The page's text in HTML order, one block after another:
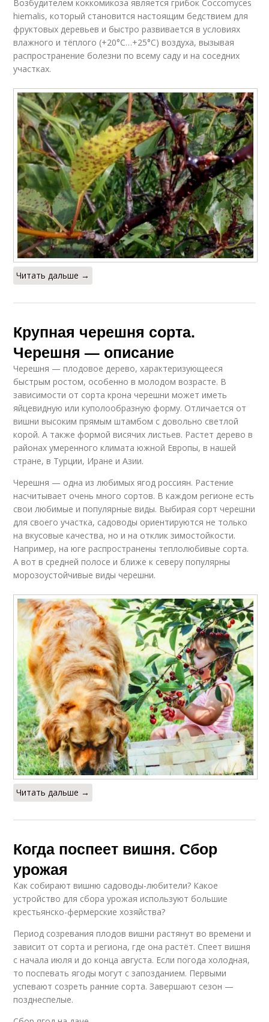
Возбудителем коккомикоза является грибок Coccomyces
hiemalis, который становится настоящим бедствием для
фруктовых деревьев и быстро развивается в условиях
влажного и тёплого (+20°С…+25°С) воздуха, вызывая
распространение болезни по всему саду и на соседних
участках.
Читать дальше →
Крупная черешня сорта.
Черешня — описание
Черешня — плодовое дерево, характеризующееся
быстрым ростом, особенно в молодом возрасте. В
зависимости от сорта крона черешни может иметь
яйцевидную или куполообразную форму. Отличается от
вишни высоким прямым штамбом с довольно светлой
корой. А также формой висячих листьев. Растет дерево в
районах умеренного климата южной Европы, в нашей
стране, в Турции, Иране и Азии.
Черешня — одна из любимых ягод россиян. Растение
насчитывает очень много сортов. В каждом регионе есть
свои любимые и популярные виды. Выбирая сорт черешни
для своего участка, садоводы ориентируются не только
на вкусовые качества, но и на отклик зимостойкости.
Например, на юге распространены теплолюбивые сорта.
А вот в средней полосе и ближе к северу популярны
морозоустойчивые виды черешни.
Читать дальше →
Когда поспеет вишня. Сбор
урожая
Как собирают вишню садоводы-любители? Какое
устройство для сбора урожая используют большие
крестьянско-фермерские хозяйства?
Период созревания плодов вишни растянут во времени и
зависит от сорта и региона, где она растёт. Спеет вишня
с начала июля и до конца августа. Если погода холодная,
то поспевать ягоды могут с запозданием. Первыми
успевают созреть ранние сорта. Завершают сезон —
позднеспелые.